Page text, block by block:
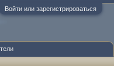
Войти или зарегистрироваться